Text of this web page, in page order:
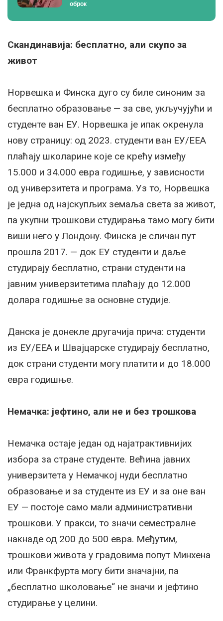
оброк
Скандинавија: бесплатно, али скупо за
живот
Норвешка и Финска дуго су биле синоним за
бесплатно образовање — за све, укључујући и
студенте ван ЕУ. Норвешка је ипак окренула
нову страницу: од 2023. студенти ван ЕУ/ЕЕА
плаћају школарине које се крећу између
15.000 и 34.000 евра годишње, у зависности
од универзитета и програма. Уз то, Норвешка
је једна од најскупљих земаља света за живот,
па укупни трошкови студирања тамо могу бити
виши него у Лондону. Финска је сличан пут
прошла 2017. — док ЕУ студенти и даље
студирају бесплатно, страни студенти на
јавним универзитетима плаћају до 12.000
долара годишње за основне студије.
Данска је донекле другачија прича: студенти
из ЕУ/ЕЕА и Швајцарске студирају бесплатно,
док страни студенти могу платити и до 18.000
евра годишње.
Немачка: јефтино, али не и без трошкова
Немачка остаје један од најатрактивнијих
избора за стране студенте. Већина јавних
универзитета у Немачкој нуди бесплатно
образовање и за студенте из ЕУ и за оне ван
ЕУ — постоје само мали административни
трошкови. У пракси, то значи семестралне
накнаде од 200 до 500 евра. Међутим,
трошкови живота у градовима попут Минхена
или Франкфурта могу бити значајни, па
„бесплатно школовање“ не значи и јефтино
студирање у целини.